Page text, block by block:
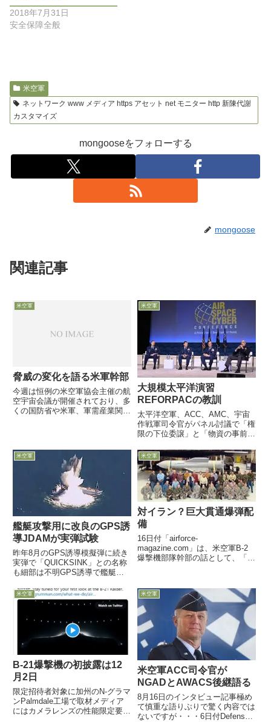
2018年7月31日
安全保障全般
米空軍
ネットワーク www メディア https アセット net モニター http 新陳代謝
カスタマイズ
mongooseをフォローする
mongoose
関連記事
米空軍
脅威の変化を語る米軍幹部
今週は恒例の米空軍協会主催の航
空宇宙会議が開催されており、多
くの国防省や米軍、軍需産業関係
講演で言及しています
米空軍
大規模太平洋演習
REFORPACの教訓
太平洋空軍、ACC、AMC、宇宙
作戦軍司令官がパネル討議で「権
限の下位委譲」と「物資の事前集
軍協会主催の航空宇宙サーバー会
議で、今夏の一大イベントとして
行われた対中国想定の巨大演習
「REFORPAC」の教訓を...
米空軍
艦艇攻撃用に改良のGPS誘
導JDAMが実弾試験
昨年8月のGPS誘導模擬弾に続き
実弾で「QUICKSINK」との名称
も細部は不明GPS誘導で艦艇剛
か？5月4日付Defense-Newsは、
米空軍研究所が4月28日に実施し
JDAM（200...
米空軍
対イラン？巨大貫通爆弾配
備
16日付「airforce-
magazine.com」は、米空軍B-2
爆撃機部隊幹部の話として、「米
（MOP）が完成して部隊配備さ
れたと報じています
米空軍
B-21爆撃機の初披露は12
月2日
限定招待者対象に加州のN-グラマ
ンPalmdale工場で取材メディア
にはカメラレンズの性能限定要求
米空軍
米空軍ACC司令官が
NGADとAWACS後継語る
8月16日のインタビュー記事極め
て慎重な語りぶりで驚く内容では
ないですが・・・6日付Defense-